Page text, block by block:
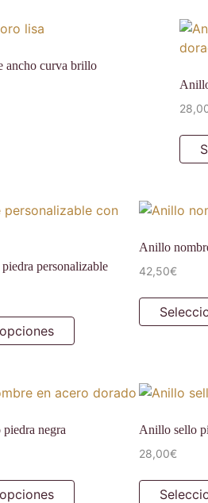
ancho curva brillo
personalizable
Anillo
42,50€
negra
Anillo sello
28,00€